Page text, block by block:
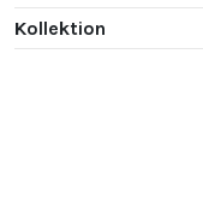
Kollektion